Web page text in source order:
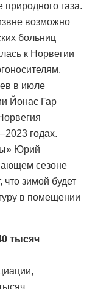
газа.
возможно
больниц
к Норвегии
в июле
Йонас Гар
годах.
Юрий
сезоне
что зимой будет
в помещении
тысяч